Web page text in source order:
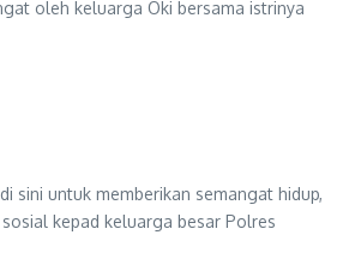
oleh keluarga Oki bersama istrinya
sini untuk memberikan semangat hidup,
kepad keluarga besar Polres